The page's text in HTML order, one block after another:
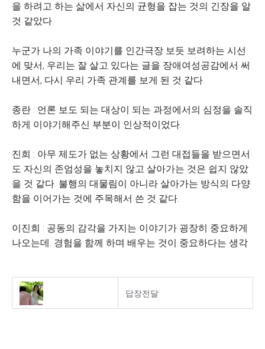
을 하려고 하는 삶에서 자신의 균형을 잡는 것의 긴장을 알
것 같았다.
누군가 나의 가족 이야기를 인간극장 보듯 보려하는 시선
에 맞서, 우리는 잘 살고 있다는 글을 장애여성공감에서 써
내면서, 다시 우리 가족 관계를 보게 된 것 같다.
종란 : 언론 보도 되는 대상이 되는 과정에서의 심정을 솔직
하게 이야기해주신 부분이 인상적이었다.
진희 : 아무 제도가 없는 상황에서 그런 대접들을 받으면서
도 자신의 존엄성을 놓치지 않고 살아가는 것은 쉽지 않았
을 것 같다. 불행의 대물림이 아니라 살아가는 방식의 다양
함을 이어가는 것에 주목해서 쓴 것 같다.
이진희 : 공동의 감각을 가지는 이야기가 굉장히 중요하게
나오는데. 경험을 함께 하며 배우는 것이 중요하다는 생각
답장전달